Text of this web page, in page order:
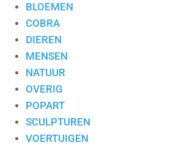
BLOEMEN
COBRA
DIEREN
MENSEN
NATUUR
OVERIG
POPART
SCULPTUREN
VOERTUIGEN
Toevoegen aan mijn lijst / Offerte aanvragen
Aanvullende informatie
Aanvullende informatie
Kunstenaar Frank Leujeune
Stijl
Abstract